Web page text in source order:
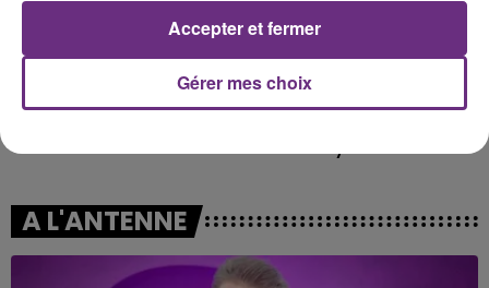
A L'ANTENNE
Gérer mes choix
Accepter et fermer